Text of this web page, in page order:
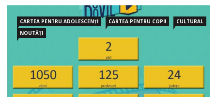
observației și
CARTEA PENTRU ADOLESCENȚI CARTEA PENTRU COPII
CULTURAL
NOUTĂȚI